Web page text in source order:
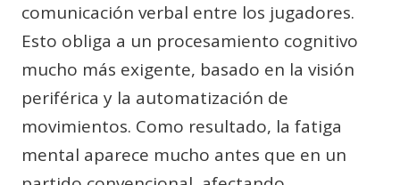
comunicación verbal entre los jugadores.
Esto obliga a un procesamiento cognitivo
mucho más exigente, basado en la visión
periférica y la automatización de
movimientos. Como resultado, la fatiga
mental aparece mucho antes que en un